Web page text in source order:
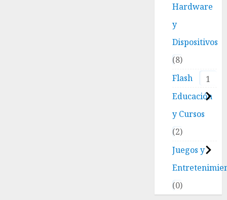
Hardware
y
Dispositivos
8
Flash
1
Educación
y Cursos
2
Juegos y
0